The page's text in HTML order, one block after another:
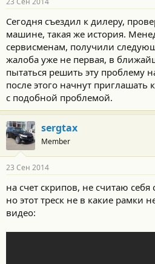
Сегодня съездил к дилеру,
машине, такая же история.
сервисменам, получили
жалоба уже не первая, в
пытаться решить эту проблему
после этого начнут приглашать
с подобной проблемой.
sergtax
Member
23 Сен 2014
на счет скрипов, не считаю
но этот треск не в какие рамки
видео: